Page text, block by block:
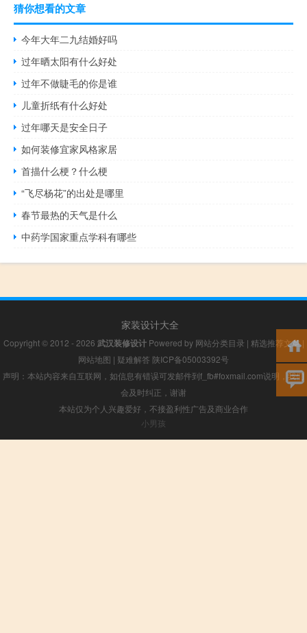
猜你想看的文章
今年大年二九结婚好吗
过年晒太阳有什么好处
过年不做睫毛的你是谁
儿童折纸有什么好处
过年哪天是安全日子
如何装修宜家风格家居
首描什么梗？什么梗
“飞尽杨花”的出处是哪里
春节最热的天气是什么
中药学国家重点学科有哪些
家装设计大全
Copyright © 2012 - 2026 武汉装修设计Powered by 网站分类目录 | 精选推荐文章|
网站地图 | 疑难解答 陕ICP备05003392号
声明：本站内容来自互联网，如信息有错误可发邮件到f_fb#foxmail.com说明，我们
会及时纠正，谢谢
本站仅为个人兴趣爱好，不接盈利性广告及商业合作
小男孩